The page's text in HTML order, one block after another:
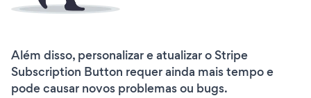
Além disso, personalizar e atualizar o Stripe
Subscription Button requer ainda mais tempo e
pode causar novos problemas ou bugs.